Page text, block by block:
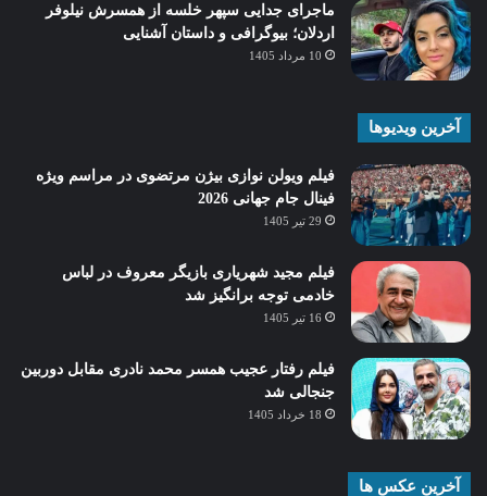
ماجرای جدایی سپهر خلسه از همسرش نیلوفر
اردلان؛ بیوگرافی و داستان آشنایی
10 مرداد 1405
آخرین ویدیوها
فیلم ویولن نوازی بیژن مرتضوی در مراسم ویژه
فینال جام جهانی 2026
29 تیر 1405
فیلم مجید شهریاری بازیگر معروف در لباس
خادمی توجه برانگیز شد
16 تیر 1405
فیلم رفتار عجیب همسر محمد نادری مقابل دوربین
جنجالی شد
18 خرداد 1405
آخرین عکس ها